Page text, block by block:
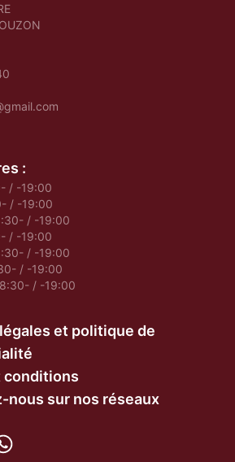
:
/ -19:00
/ -19:00
/ -19:00
/ -19:00
/ -19:00
/ -19:00
/ -19:00
et politique de
conditions
nous sur nos réseaux